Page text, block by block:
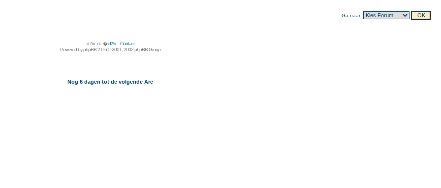
Ga naar:
d-Arc.nl - �d'Arc-Contact
Powered byphpBB2.0.6 © 2001, 2002 phpBB Group
Nog 6 dagen tot de volgende Arc